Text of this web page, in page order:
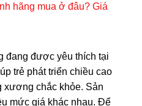
hãng mua ở đâu? Giá
đang được yêu thích tại
trẻ phát triển chiều cao
xương chắc khỏe. Sản
mức giá khác nhau. Để